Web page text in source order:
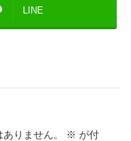
LINE
りません。 ※ が付